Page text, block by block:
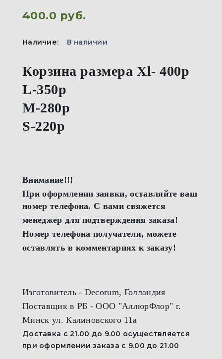
400.0 руб.
Наличие: В наличии
Корзина размера Xl- 400р
L-350р
M-280р
S-220р
Внимание!!!
При оформлении заявки, оставляйте ваш
номер телефона. С вами свяжется
менеджер для подтверждения заказа!
Номер телефона получателя, можете
оставлять в комментариях к заказу!
Изготовитель - Decorum, Голландия
Поставщик в РБ - ООО "АллюрФлор" г.
Минск ул. Калиновского 11а
Доставка с 21.00 до 9.00 осуществляется
при оформлении заказа с 9.00 до 21.00